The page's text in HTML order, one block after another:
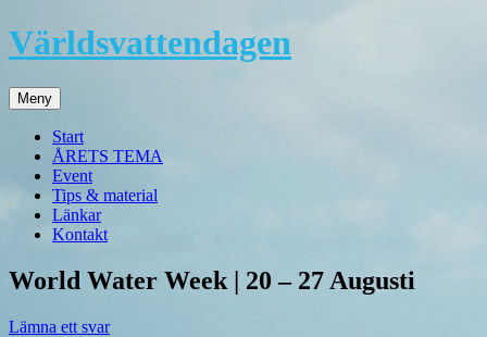
Hoppa
till
Världsvattendagen
Meny
Start
ÅRETS TEMA
Event
Tips & material
Länkar
Kontakt
World Water Week | 20 – 27 Augusti
Lämna ett svar